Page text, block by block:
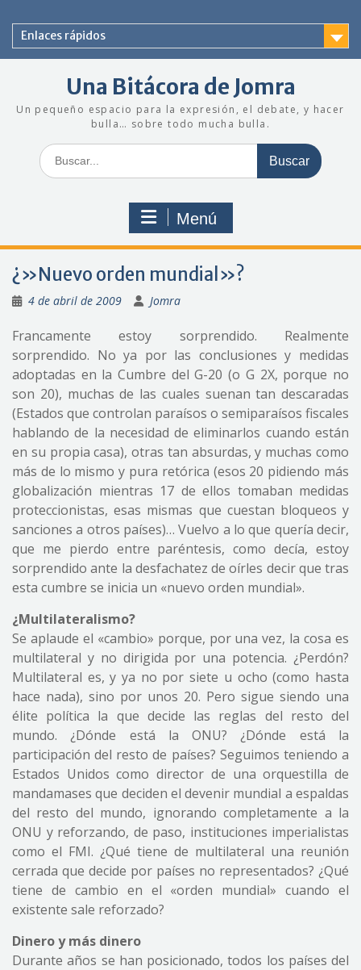
contenido
Enlaces rápidos
Una Bitácora de Jomra
Un pequeño espacio para la expresión, el debate, y hacer
bulla… sobre todo mucha bulla.
Buscar:
Menú
¿»Nuevo orden mundial»?
4 de abril de 2009 Jomra
Francamente estoy sorprendido. Realmente
sorprendido. No ya por las conclusiones y medidas
adoptadas en la Cumbre del G-20 (o G 2X, porque no
son 20), muchas de las cuales suenan tan descaradas
(Estados que controlan paraísos o semiparaísos fiscales
hablando de la necesidad de eliminarlos cuando están
en su propia casa), otras tan absurdas, y muchas como
más de lo mismo y pura retórica (esos 20 pidiendo más
globalización mientras 17 de ellos tomaban medidas
proteccionistas, esas mismas que cuestan bloqueos y
sanciones a otros países)… Vuelvo a lo que quería decir,
que me pierdo entre paréntesis, como decía, estoy
sorprendido ante la desfachatez de oírles decir que tras
esta cumbre se inicia un «nuevo orden mundial».
¿Multilateralismo?
Se aplaude el «cambio» porque, por una vez, la cosa es
multilateral y no dirigida por una potencia. ¿Perdón?
Multilateral es, y ya no por siete u ocho (como hasta
hace nada), sino por unos 20. Pero sigue siendo una
élite política la que decide las reglas del resto del
mundo. ¿Dónde está la ONU? ¿Dónde está la
participación del resto de países? Seguimos teniendo a
Estados Unidos como director de una orquestilla de
mandamases que deciden el devenir mundial a espaldas
del resto del mundo, ignorando completamente a la
ONU y reforzando, de paso, instituciones imperialistas
como el FMI. ¿Qué tiene de multilateral una reunión
cerrada que decide por países no representados? ¿Qué
tiene de cambio en el «orden mundial» cuando el
existente sale reforzado?
Dinero y más dinero
Durante años se han posicionado, todos los países del